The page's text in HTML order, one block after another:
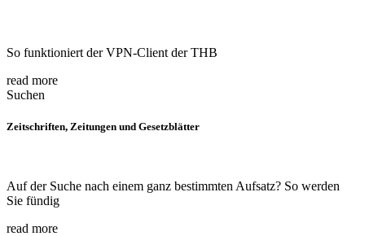
So funktioniert der VPN-Client der THB
read more
Suchen
Zeitschriften, Zeitungen und Gesetzblätter
Auf der Suche nach einem ganz bestimmten Aufsatz? So werden
Sie fündig
read more